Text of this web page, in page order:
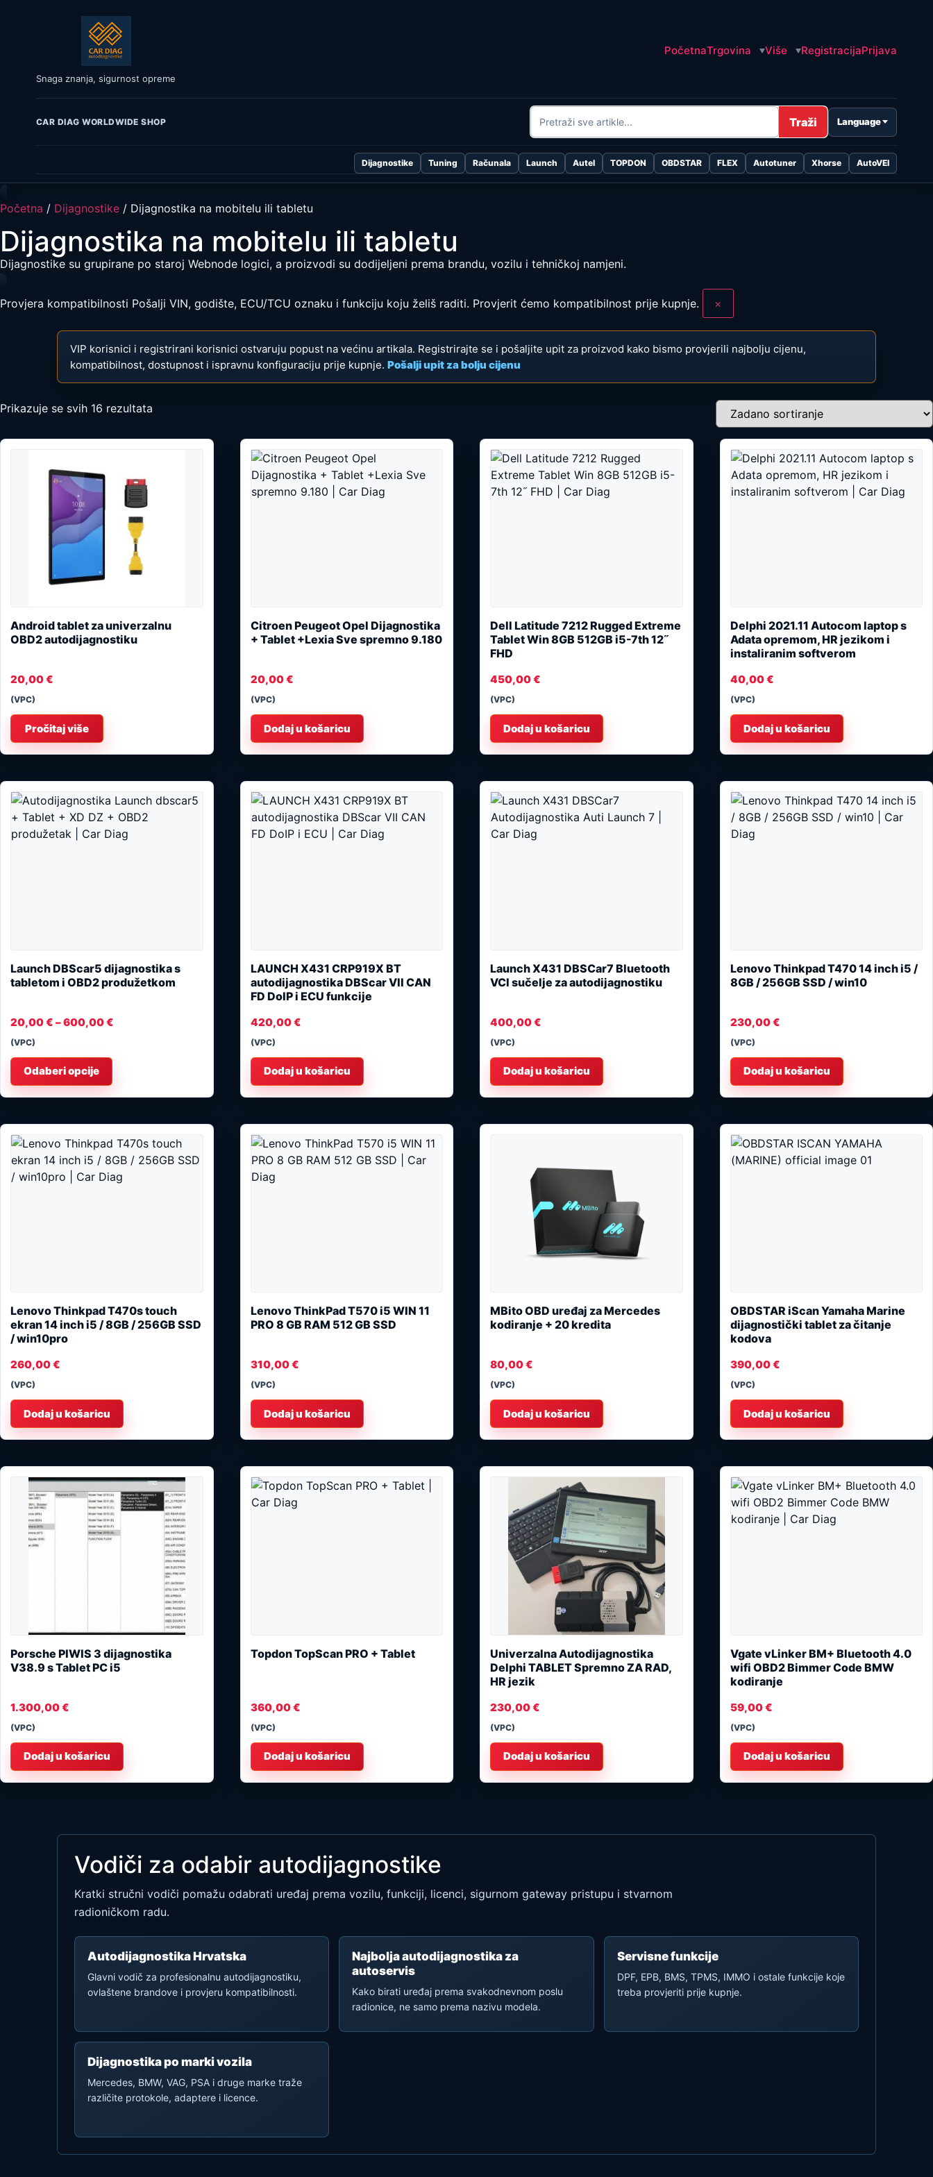
Snaga znanja, sigurnost opreme
PočetnaTrgovina Više RegistracijaPrijava
CAR DIAG WORLDWIDE SHOP Traži Language
Dijagnostike Tuning Računala Launch Autel TOPDON OBDSTAR FLEX Autotuner Xhorse AutoVEI
Početna / Dijagnostike / Dijagnostika na mobitelu ili tabletu
Dijagnostika na mobitelu ili tabletu
Dijagnostike su grupirane po staroj Webnode logici, a proizvodi su dodijeljeni prema brandu, vozilu i tehničkoj namjeni.
Provjera kompatibilnosti Pošalji VIN, godište, ECU/TCU oznaku i funkciju koju želiš raditi. Provjerit ćemo kompatibilnost prije kupnje. ×
VIP korisnici i registrirani korisnici ostvaruju popust na većinu artikala. Registrirajte se i pošaljite upit za proizvod kako bismo provjerili najbolju cijenu,
kompatibilnost, dostupnost i ispravnu konfiguraciju prije kupnje. Pošalji upit za bolju cijenu
Prikazuje se svih 16 rezultata
Android tablet za univerzalnu
OBD2 autodijagnostiku
20,00€
(VPC)
Pročitaj više
Citroen Peugeot Opel Dijagnostika
+ Tablet +Lexia Sve spremno 9.180
20,00€
(VPC)
Dodaj u košaricu
Dell Latitude 7212 Rugged Extreme
Tablet Win 8GB 512GB i5-7th 12˝
FHD
450,00€
(VPC)
Dodaj u košaricu
Delphi 2021.11 Autocom laptop s
Adata opremom, HR jezikom i
instaliranim softverom
40,00€
(VPC)
Dodaj u košaricu
Launch DBScar5 dijagnostika s
tabletom i OBD2 produžetkom
20,00€ –600,00€
(VPC)
Odaberi opcije
LAUNCH X431 CRP919X BT
autodijagnostika DBScar VII CAN
FD DoIP i ECU funkcije
420,00€
(VPC)
Dodaj u košaricu
Launch X431 DBSCar7 Bluetooth
VCI sučelje za autodijagnostiku
400,00€
(VPC)
Dodaj u košaricu
Lenovo Thinkpad T470 14 inch i5 /
8GB / 256GB SSD / win10
230,00€
(VPC)
Dodaj u košaricu
Lenovo Thinkpad T470s touch
ekran 14 inch i5 / 8GB / 256GB SSD
/ win10pro
260,00€
(VPC)
Dodaj u košaricu
Lenovo ThinkPad T570 i5 WIN 11
PRO 8 GB RAM 512 GB SSD
310,00€
(VPC)
Dodaj u košaricu
MBito OBD uređaj za Mercedes
kodiranje + 20 kredita
80,00€
(VPC)
Dodaj u košaricu
OBDSTAR iScan Yamaha Marine
dijagnostički tablet za čitanje
kodova
390,00€
(VPC)
Dodaj u košaricu
Porsche PIWIS 3 dijagnostika
V38.9 s Tablet PC i5
1.300,00€
(VPC)
Dodaj u košaricu
Topdon TopScan PRO + Tablet
360,00€
(VPC)
Dodaj u košaricu
Univerzalna Autodijagnostika
Delphi TABLET Spremno ZA RAD,
HR jezik
230,00€
(VPC)
Dodaj u košaricu
Vgate vLinker BM+ Bluetooth 4.0
wifi OBD2 Bimmer Code BMW
kodiranje
59,00€
(VPC)
Dodaj u košaricu
Vodiči za odabir autodijagnostike
Kratki stručni vodiči pomažu odabrati uređaj prema vozilu, funkciji, licenci, sigurnom gateway pristupu i stvarnom
radioničkom radu.
Autodijagnostika Hrvatska
Glavni vodič za profesionalnu autodijagnostiku,
ovlaštene brandove i provjeru kompatibilnosti.
Najbolja autodijagnostika za
autoservis
Kako birati uređaj prema svakodnevnom poslu
radionice, ne samo prema nazivu modela.
Servisne funkcije
DPF, EPB, BMS, TPMS, IMMO i ostale funkcije koje
treba provjeriti prije kupnje.
Dijagnostika po marki vozila
Mercedes, BMW, VAG, PSA i druge marke traže
različite protokole, adaptere i licence.